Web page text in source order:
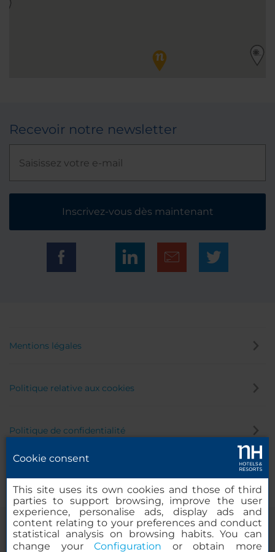
Recevoir notre newsletter
Inscrivez-vous dès maintenant
Mentions légales
Politique relative aux cookies
Politique de confidentialité
Cookie consent
This site uses its own cookies and those of third
parties to support browsing, improve the user
experience, personalise ads, display ads and
content relating to your preferences and conduct
statistical analysis on browsing habits. You can
change yourConfiguration or obtain more